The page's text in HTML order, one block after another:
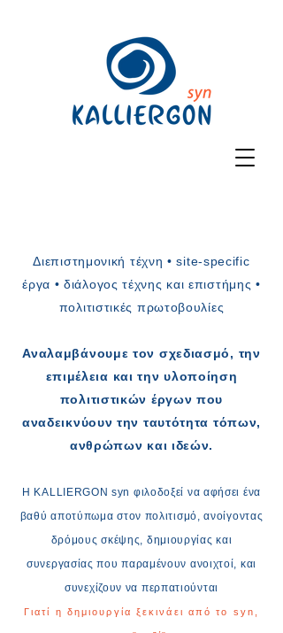
Διεπιστημονική τέχνη • site-specific
έργα • διάλογος τέχνης και επιστήμης •
πολιτιστικές πρωτοβουλίες
Αναλαμβάνουμε τον σχεδιασμό, την
επιμέλεια και την υλοποίηση
πολιτιστικών έργων που
αναδεικνύουν την ταυτότητα τόπων,
ανθρώπων και ιδεών.
Η KALLIERGON syn φιλοδοξεί να αφήσει ένα
βαθύ αποτύπωμα στον πολιτισμό, ανοίγοντας
δρόμους σκέψης, δημιουργίας και
συνεργασίας που παραμένουν ανοιχτοί, και
συνεχίζουν να περπατιούνται
Γιατί η δημιουργία ξεκινάει από το syn,